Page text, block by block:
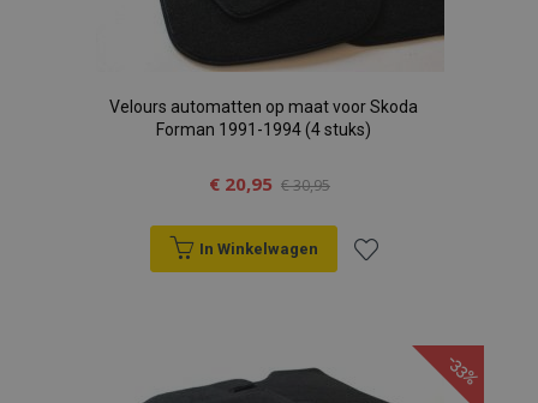
Velours automatten op maat voor Skoda
Forman 1991-1994 (4 stuks)
€ 20,95 € 30,95
In Winkelwagen
aan
-33%